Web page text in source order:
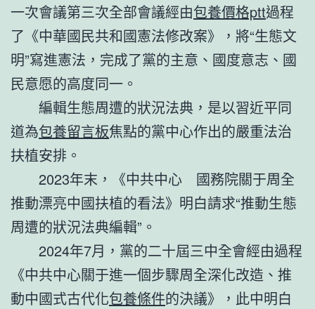
一次會議第三次全部會議經由包養價格ptt過程
了《中華國民共和國憲法修改案》，將“生態文
明”寫進憲法，完成了黨的主意、國度意志、國
民意愿的高度同一。
編輯生態周遭的狀況法典，是以習近平同
道為包養留言板焦點的黨中心作出的嚴重法治
扶植安排。
2023年末，《中共中心 國務院關于周全
推動漂亮中國扶植的看法》明白請求“推動生態
周遭的狀況法典編輯”。
2024年7月，黨的二十屆三中全會經由過程
《中共中心關于進一個步驟周全深化改造、推
動中國式古代化包養條件的決議》，此中明白